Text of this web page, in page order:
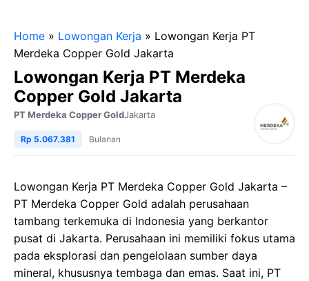
Home » Lowongan Kerja » Lowongan Kerja PT
Merdeka Copper Gold Jakarta
Lowongan Kerja PT Merdeka
Copper Gold Jakarta
PT Merdeka Copper GoldJakarta
Rp 5.067.381 Bulanan
Lowongan Kerja PT Merdeka Copper Gold Jakarta –
PT Merdeka Copper Gold adalah perusahaan
tambang terkemuka di Indonesia yang berkantor
pusat di Jakarta. Perusahaan ini memiliki fokus utama
pada eksplorasi dan pengelolaan sumber daya
mineral, khususnya tembaga dan emas. Saat ini, PT